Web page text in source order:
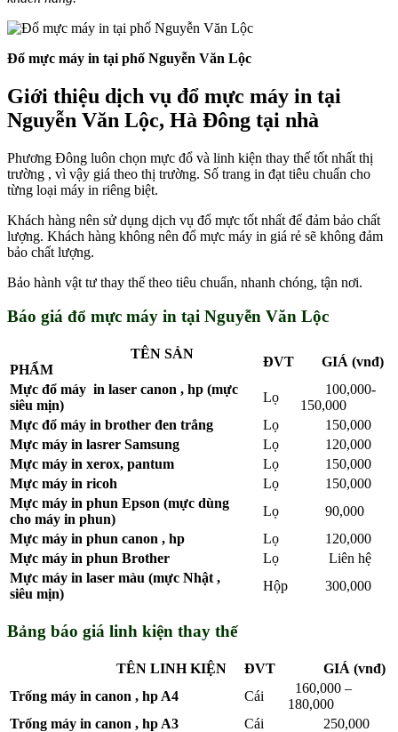
Đổ mực máy in tại phố Nguyễn Văn Lộc
Giới thiệu dịch vụ đổ mực máy in tại
Nguyễn Văn Lộc, Hà Đông tại nhà
Phương Đông luôn chọn mực đổ và linh kiện thay thế tốt nhất thị
trường , vì vậy giá theo thị trường. Số trang in đạt tiêu chuẩn cho
từng loại máy in riêng biệt.
Khách hàng nên sử dụng dịch vụ đổ mực tốt nhất để đảm bảo chất
lượng. Khách hàng không nên đổ mực máy in giá rẻ sẽ không đảm
bảo chất lượng.
Bảo hành vật tư thay thế theo tiêu chuẩn, nhanh chóng, tận nơi.
Báo giá đổ mực máy in tại Nguyễn Văn Lộc
TÊN SẢN
PHẨM
ĐVT
GIÁ (vnđ)
Mực đổ máy in laser canon , hp (mực
siêu mịn)
Lọ
100,000-
150,000
Mực đổ máy in brother đen trắng
Lọ
150,000
Mực máy in lasrer Samsung
Lọ
120,000
Mực máy in xerox, pantum
Lọ
150,000
Mực máy in ricoh
Lọ
150,000
Mực máy in phun Epson (mực dùng
cho máy in phun)
Lọ
90,000
Mực máy in phun canon , hp
Lọ
120,000
Mực máy in phun Brother
Lọ
Liên hệ
Mực máy in laser màu (mực Nhật ,
siêu mịn)
Hộp 300,000
Bảng báo giá linh kiện thay thế
TÊN LINH KIỆN ĐVT
GIÁ (vnđ)
Trống máy in canon , hp A4
Cái
160,000 –
180,000
Trống máy in canon , hp A3
Cái
250,000